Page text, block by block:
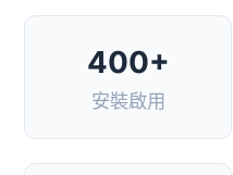
400+
安裝啟用